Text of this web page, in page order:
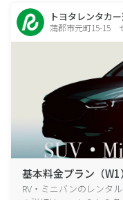
トヨタレンタカ
蒲郡市元町15-15
基本料金プラン（W1）
RV・ミニバンのレンタ